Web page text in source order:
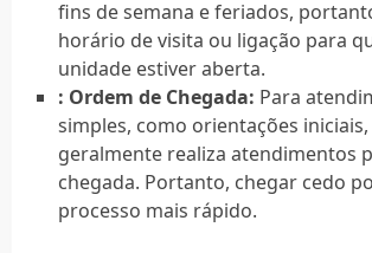
fins de semana e feriados,
horário de visita ou ligação para
unidade estiver aberta.
: Ordem de Chegada: Para
simples, como orientações iniciais,
geralmente realiza atendimentos
chegada. Portanto, chegar cedo
processo mais rápido.